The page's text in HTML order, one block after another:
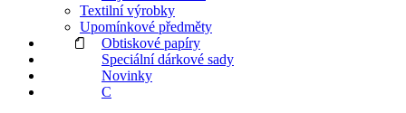
Textilní výrobky
Upomínkové předměty
Obtiskové papíry
Speciální dárkové sady
Novinky
C